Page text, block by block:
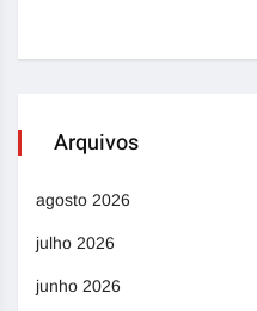
Arquivos
agosto 2026
julho 2026
junho 2026